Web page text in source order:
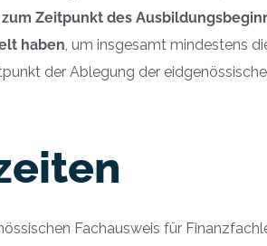
zum Zeitpunkt des
haben, um insgesamt mindestens
der Ablegung der
Fachausweis für